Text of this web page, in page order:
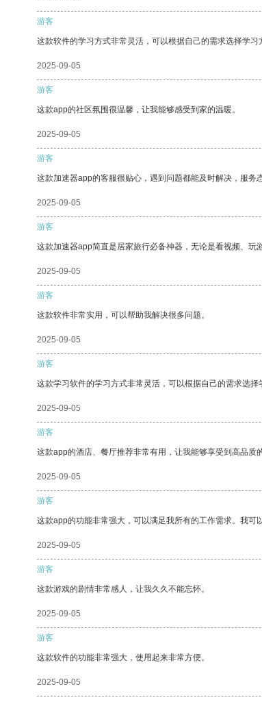
游客
这款软件的学习方式非常灵活，可以根据自己的需求选择学习
2025-09-05
游客
这款app的社区氛围很温馨，让我能够感受到家的温暖。
2025-09-05
游客
这款加速器app的客服很贴心，遇到问题都能及时解决，服务
2025-09-05
游客
这款加速器app简直是居家旅行必备神器，无论是看视频、玩
2025-09-05
游客
这款软件非常实用，可以帮助我解决很多问题。
2025-09-05
游客
这款学习软件的学习方式非常灵活，可以根据自己的需求选择
2025-09-05
游客
这款app的酒店、餐厅推荐非常有用，让我能够享受到高品质
2025-09-05
游客
这款app的功能非常强大，可以满足我所有的工作需求。我可
2025-09-05
游客
这款游戏的剧情非常感人，让我久久不能忘怀。
2025-09-05
游客
这款软件的功能非常强大，使用起来非常方便。
2025-09-05